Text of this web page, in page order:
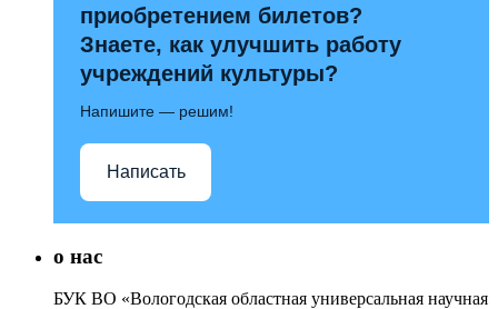
приобретением билетов?
Знаете, как улучшить работу
учреждений культуры?
Напишите — решим!
Написать
о нас
БУК ВО «Вологодская областная универсальная научная